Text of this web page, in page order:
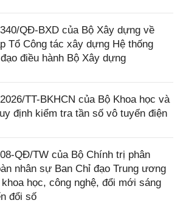
QĐ-BXD của Bộ Xây dựng về
Tổ Công tác xây dựng Hệ thống
điều hành Bộ Xây dựng
TT-BKHCN của Bộ Khoa học và
định kiểm tra tần số vô tuyến điện
QĐ/TW của Bộ Chính trị phân
nhân sự Ban Chỉ đạo Trung ương
học, công nghệ, đổi mới sáng
đổi số